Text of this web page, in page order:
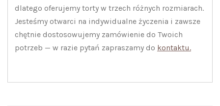
dlatego oferujemy torty w trzech różnych rozmiarach.
Jesteśmy otwarci na indywidualne życzenia i zawsze
chętnie dostosowujemy zamówienie do Twoich
potrzeb — w razie pytań zapraszamy do kontaktu.